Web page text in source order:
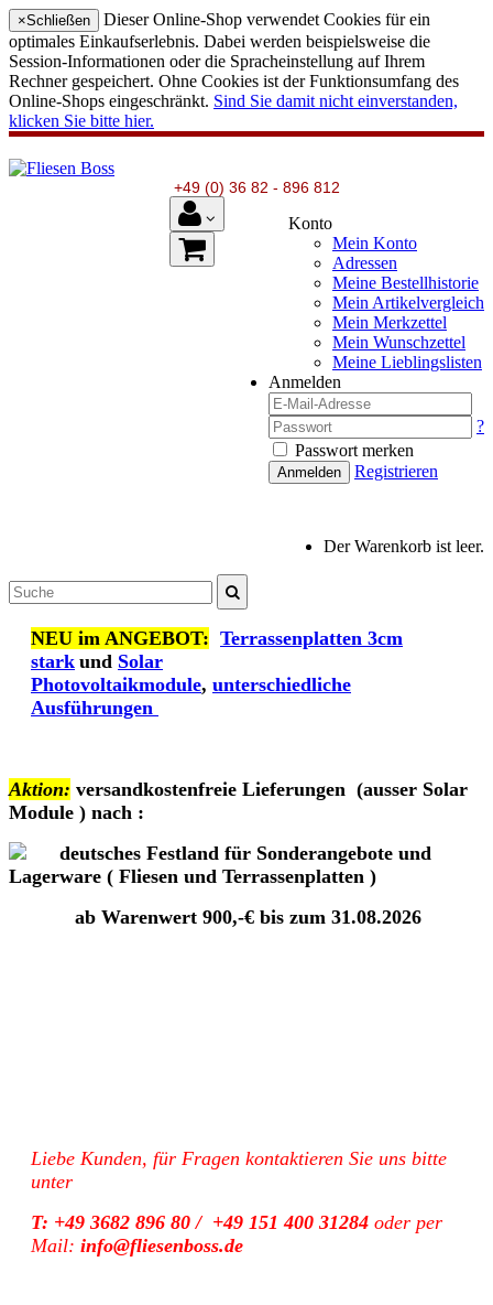
×Schließen
Dieser Online-Shop verwendet Cookies für ein
optimales Einkaufserlebnis. Dabei werden beispielsweise die
Session-Informationen oder die Spracheinstellung auf Ihrem
Rechner gespeichert. Ohne Cookies ist der Funktionsumfang des
Online-Shops eingeschränkt. Sind Sie damit nicht einverstanden,
klicken Sie bitte hier.
+49 (0) 36 82 - 896 812
Konto
Mein Konto
Adressen
Meine Bestellhistorie
Mein Artikelvergleich
Mein Merkzettel
Mein Wunschzettel
Meine Lieblingslisten
Anmelden
?
Passwort merken
Anmelden Registrieren
Der Warenkorb ist leer.
NEU im ANGEBOT: Terrassenplatten 3cm
stark und Solar
Photovoltaikmodule, unterschiedliche
Ausführungen
Aktion: versandkostenfreie Lieferungen (ausser Solar
Module ) nach :
deutsches Festland für Sonderangebote und
Lagerware ( Fliesen und Terrassenplatten )
ab Warenwert 900,-€ bis zum 31.08.2026
Liebe Kunden, für Fragen kontaktieren Sie uns bitte
unter
T: +49 3682 896 80 / +49 151 400 31284 oder per
Mail: info@fliesenboss.de